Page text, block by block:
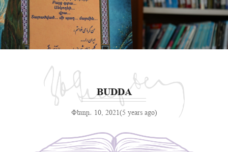
BUDDA
Փետր․ 10, 2021(5 years ago)